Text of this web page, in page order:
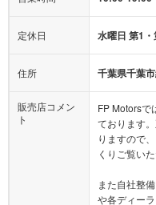
定休日 水曜日 第1
住所 千葉県千葉
販売店コメン
ト
FP Motorsで
ております
りますので
くりご覧い
また自社整
や各ディー